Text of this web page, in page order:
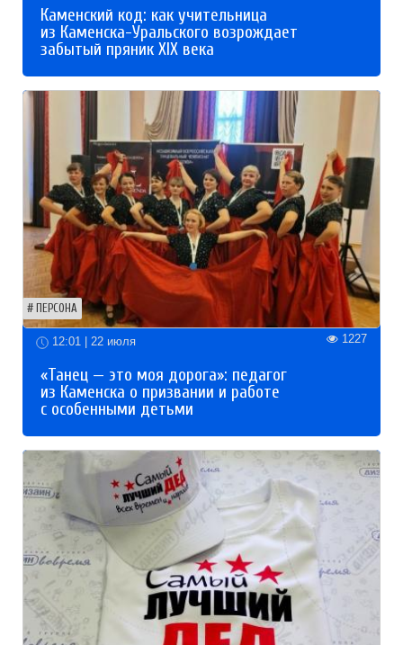
Каменский код: как учительница
из Каменска-Уральского возрождает
забытый пряник XIX века
ПЕРСОНА
12:01 | 22 июля 1227
«Танец — это моя дорога»: педагог
из Каменска о призвании и работе
с особенными детьми